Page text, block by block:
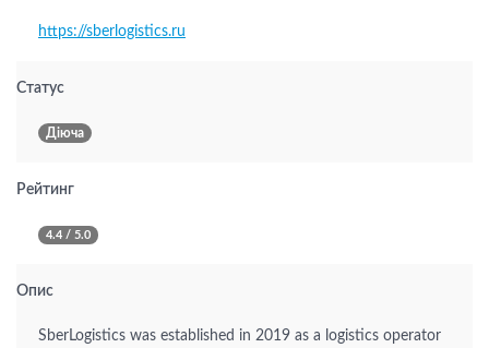
https://sberlogistics.ru
Статус
Діюча
Рейтинг
4.4 / 5.0
Опис
SberLogistics was established in 2019 as a logistics operator